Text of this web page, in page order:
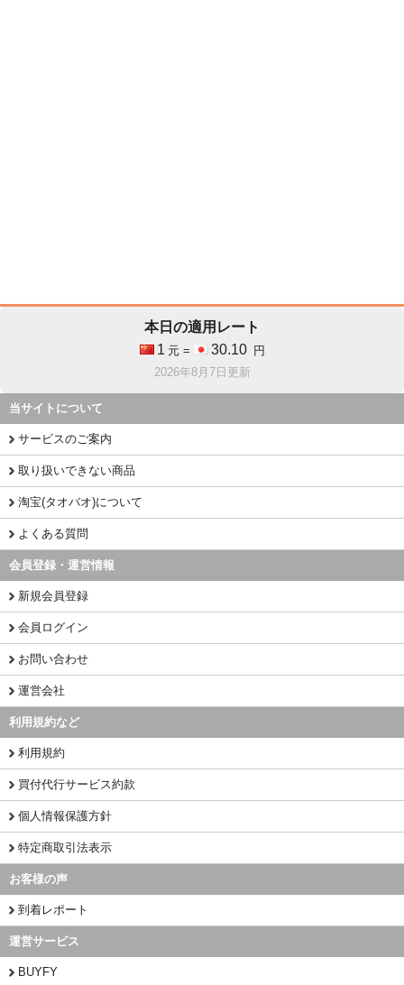
本日の適用レート
1 元 = 30.10
円
2026年8月7日更新
当サイトについて
サービスのご案内
取り扱いできない商品
淘宝(タオバオ)について
よくある質問
会員登録・運営情報
新規会員登録
会員ログイン
お問い合わせ
運営会社
利用規約など
利用規約
買付代行サービス約款
個人情報保護方針
特定商取引法表示
お客様の声
到着レポート
運営サービス
BUYFY